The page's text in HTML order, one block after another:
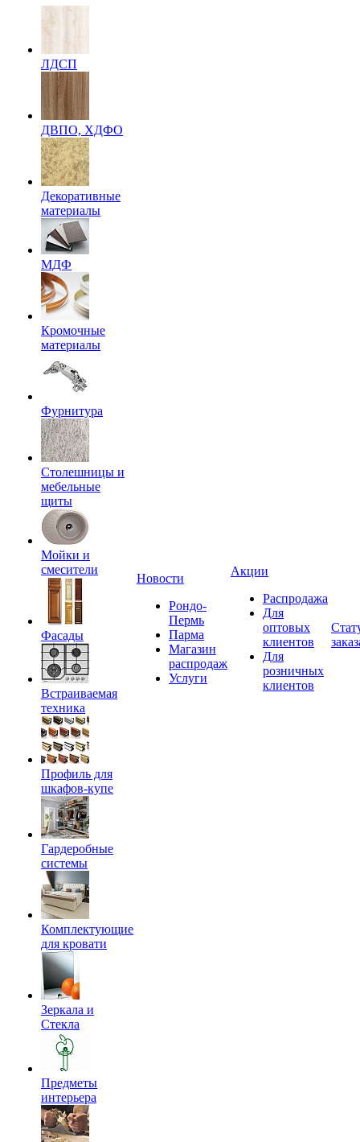
ЛДСП
ДВПО, ХДФО
Декоративные
материалы
МДФ
Кромочные
материалы
Фурнитура
Столешницы и
мебельные
щиты
Мойки и
смесители
Фасады
Встраиваемая
техника
Профиль для
шкафов-купе
Гардеробные
системы
Комплектующие
для кровати
Зеркала и
Стекла
Предметы
интерьера
Новости
Рондо-
Пермь
Парма
Магазин
распродаж
Услуги
Акции
Распродажа
Для
оптовых
клиентов
Для
розничных
клиентов